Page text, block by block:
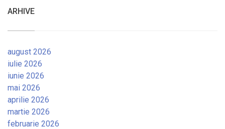
ARHIVE
august 2026
iulie 2026
iunie 2026
mai 2026
aprilie 2026
martie 2026
februarie 2026